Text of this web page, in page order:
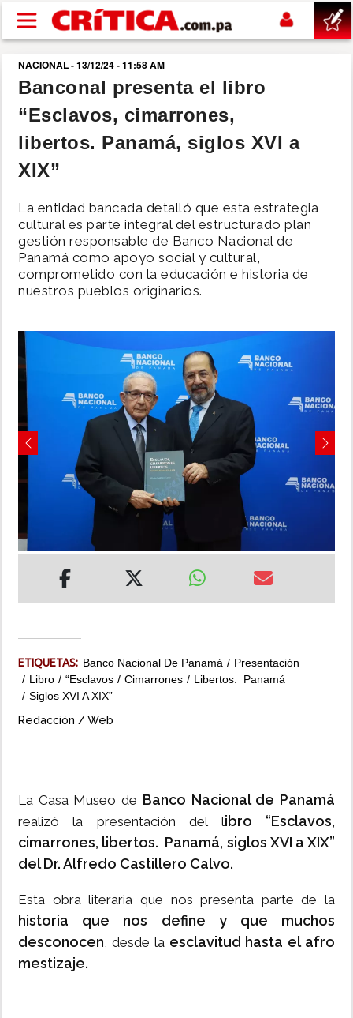
Pasar al contenido principal
buscar
SUCESOS
POLÍTICA
SHOW
DEPORTES
MUNDO
INSÓLITAS
MULTIMEDIA
NACIONAL - 13/12/24 - 11:58 AM
Banconal presenta el libro
“Esclavos, cimarrones,
libertos. Panamá, siglos XVI a
XIX”
La entidad bancada detalló que esta estrategia
cultural es parte integral del estructurado plan
gestión responsable de Banco Nacional de
Panamá como apoyo social y cultural,
comprometido con la educación e historia de
nuestros pueblos originarios.
Previous Next
ETIQUETAS: Banco Nacional De Panamá
Presentación
Libro
“Esclavos Cimarrones
Libertos. Panamá
Siglos XVI A XIX”
Redacción / Web
La Casa Museo de Banco Nacional de Panamá
realizó la presentación del libro “Esclavos,
cimarrones, libertos. Panamá, siglos XVI a XIX”
del Dr. Alfredo Castillero Calvo.
Esta obra literaria que nos presenta parte de la
historia que nos define y que muchos
desconocen, desde la esclavitud hasta el afro
mestizaje.